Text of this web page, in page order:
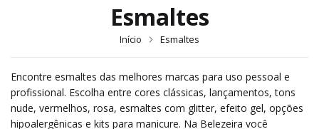
Esmaltes
Início Esmaltes
Encontre esmaltes das melhores marcas para uso pessoal e
profissional. Escolha entre cores clássicas, lançamentos, tons
nude, vermelhos, rosa, esmaltes com glitter, efeito gel, opções
hipoalergênicas e kits para manicure. Na Belezeira você